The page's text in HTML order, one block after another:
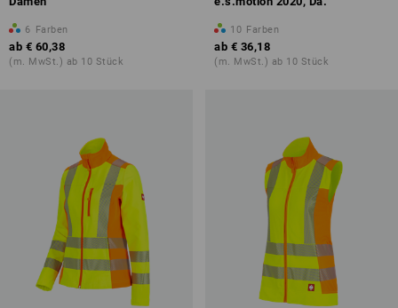
6 Farben
ab € 60,38
(m. MwSt.) ab 10 Stück
10 Farben
ab € 36,18
(m. MwSt.) ab 10 Stück